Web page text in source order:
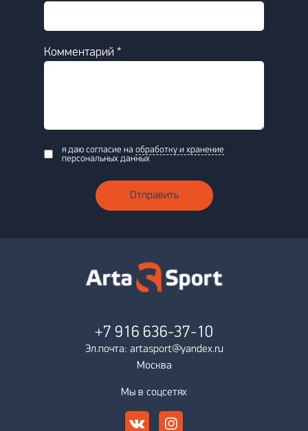
Комментарий *
я даю согласие на обработку и хранение
персональных данных
Отправить
+7 916 636-37-10
Эл.почта: artasport@yandex.ru
Москва
Мы в соцсетях